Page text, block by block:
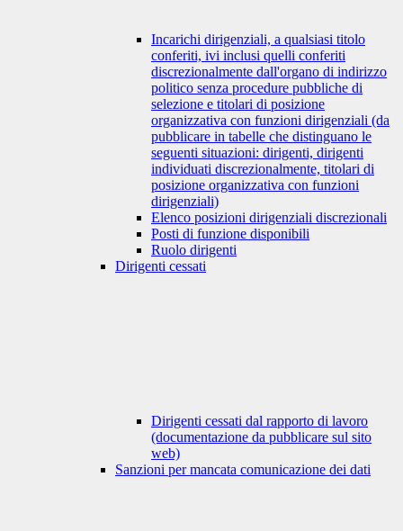
Incarichi dirigenziali, a qualsiasi titolo
conferiti, ivi inclusi quelli conferiti
discrezionalmente dall'organo di indirizzo
politico senza procedure pubbliche di
selezione e titolari di posizione
organizzativa con funzioni dirigenziali (da
pubblicare in tabelle che distinguano le
seguenti situazioni: dirigenti, dirigenti
individuati discrezionalmente, titolari di
posizione organizzativa con funzioni
dirigenziali)
Elenco posizioni dirigenziali discrezionali
Posti di funzione disponibili
Ruolo dirigenti
Dirigenti cessati
Dirigenti cessati dal rapporto di lavoro
(documentazione da pubblicare sul sito
web)
Sanzioni per mancata comunicazione dei dati